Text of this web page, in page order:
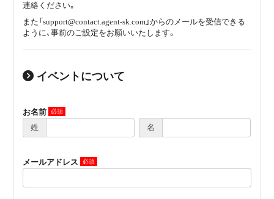
連絡ください。
また「support@contact.agent-sk.com」からのメールを受信できる
ように、事前のご設定をお願いいたします。
イベントについて
お名前
姓
名
メールアドレス